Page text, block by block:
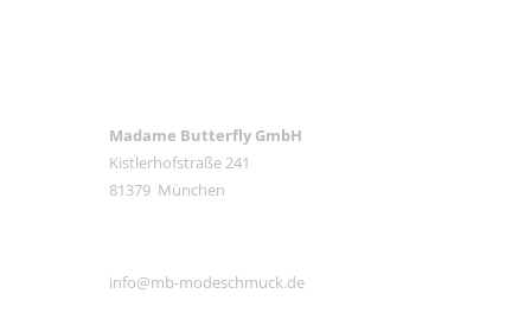
Madame Butterfly GmbH
Kistlerhofstraße 241
81379 München
info@mb-modeschmuck.de